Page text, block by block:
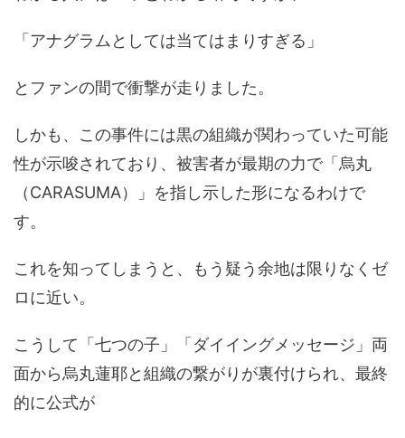
「アナグラムとしては当てはまりすぎる」
とファンの間で衝撃が走りました。
しかも、この事件には黒の組織が関わっていた可能
性が示唆されており、被害者が最期の力で「烏丸
（CARASUMA）」を指し示した形になるわけで
す。
これを知ってしまうと、もう疑う余地は限りなくゼ
ロに近い。
こうして「七つの子」「ダイイングメッセージ」両
面から烏丸蓮耶と組織の繋がりが裏付けられ、最終
的に公式が